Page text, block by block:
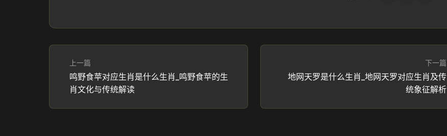
上一篇
鸣野食苹对应生肖是什么生肖_鸣野食苹的生
肖文化与传统解读
下一篇
地网天罗是什么生肖_地网天罗对应生肖及传
统象征解析